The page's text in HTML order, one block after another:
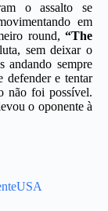
o assalto se
em
round, “The
sem deixar o
andando sempre
defender e tentar
não foi possível.
o oponente à